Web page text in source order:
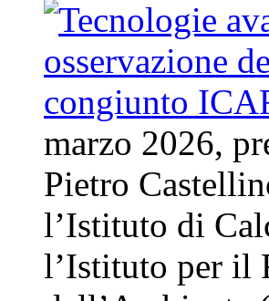
marzo 2026,
Pietro
l’Istituto di
l’Istituto per il